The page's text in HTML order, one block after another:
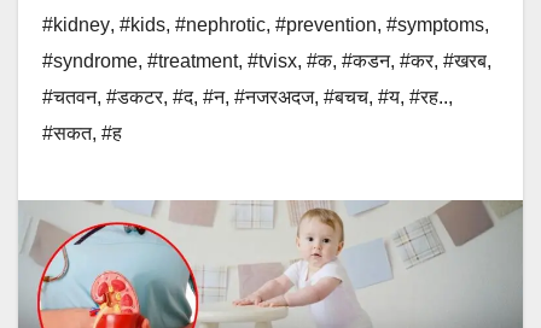
#kidney, #kids, #nephrotic, #prevention, #symptoms,
#syndrome, #treatment, #tvisx, #क, #कडन, #कर, #खरब,
#चतवन, #डकटर, #द, #न, #नजरअदज, #बचच, #य, #रह..,
#सकत, #ह